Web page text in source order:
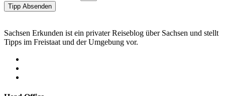
Tipp Absenden
Sachsen Erkunden ist ein privater Reiseblog über Sachsen und stellt
Tipps im Freistaat und der Umgebung vor.